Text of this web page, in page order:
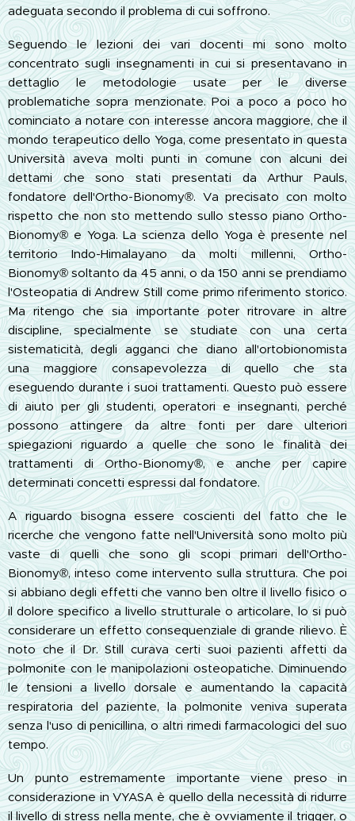
adeguata secondo il problema di cui soffrono.
Seguendo le lezioni dei vari docenti mi sono molto
concentrato sugli insegnamenti in cui si presentavano in
dettaglio le metodologie usate per le diverse
problematiche sopra menzionate. Poi a poco a poco ho
cominciato a notare con interesse ancora maggiore, che il
mondo terapeutico dello Yoga, come presentato in questa
Università aveva molti punti in comune con alcuni dei
dettami che sono stati presentati da Arthur Pauls,
fondatore dell'Ortho-Bionomy®. Va precisato con molto
rispetto che non sto mettendo sullo stesso piano Ortho-
Bionomy® e Yoga. La scienza dello Yoga è presente nel
territorio Indo-Himalayano da molti millenni, Ortho-
Bionomy® soltanto da 45 anni, o da 150 anni se prendiamo
l'Osteopatia di Andrew Still come primo riferimento storico.
Ma ritengo che sia importante poter ritrovare in altre
discipline, specialmente se studiate con una certa
sistematicità, degli agganci che diano all'ortobionomista
una maggiore consapevolezza di quello che sta
eseguendo durante i suoi trattamenti. Questo può essere
di aiuto per gli studenti, operatori e insegnanti, perché
possono attingere da altre fonti per dare ulteriori
spiegazioni riguardo a quelle che sono le finalità dei
trattamenti di Ortho-Bionomy®, e anche per capire
determinati concetti espressi dal fondatore.
A riguardo bisogna essere coscienti del fatto che le
ricerche che vengono fatte nell'Università sono molto più
vaste di quelli che sono gli scopi primari dell'Ortho-
Bionomy®, inteso come intervento sulla struttura. Che poi
si abbiano degli effetti che vanno ben oltre il livello fisico o
il dolore specifico a livello strutturale o articolare, lo si può
considerare un effetto consequenziale di grande rilievo. È
noto che il Dr. Still curava certi suoi pazienti affetti da
polmonite con le manipolazioni osteopatiche. Diminuendo
le tensioni a livello dorsale e aumentando la capacità
respiratoria del paziente, la polmonite veniva superata
senza l'uso di penicillina, o altri rimedi farmacologici del suo
tempo.
Un punto estremamente importante viene preso in
considerazione in VYASA è quello della necessità di ridurre
il livello di stress nella mente, che è ovviamente il trigger, o